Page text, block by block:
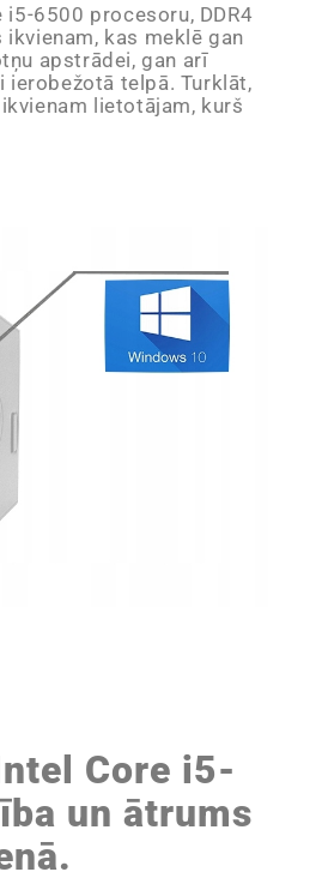
6500 procesoru, DDR4
kas meklē gan
apstrādei, gan arī
ierobežotā telpā. Turklāt,
lietotājam, kurš
Core i5-
un ātrums